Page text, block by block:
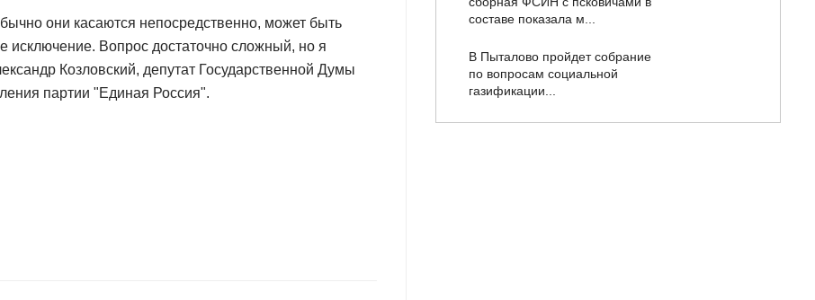
они касаются непосредственно, может быть
исключение. Вопрос достаточно сложный, но я
Козловский, депутат Государственной Думы
партии "Единая Россия".
составе показала м...
В Пыталово пройдет собрание
по вопросам социальной
газификации...